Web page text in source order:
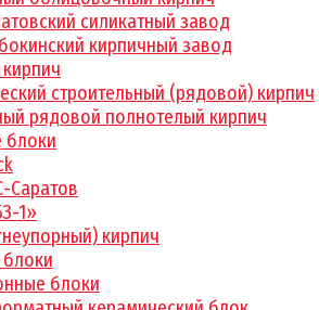
силикатный завод
кирпичный завод
строительный (рядовой) кирпич
рядовой полнотелый кирпич
блоки
Саратов
1»
кирпич
блоки